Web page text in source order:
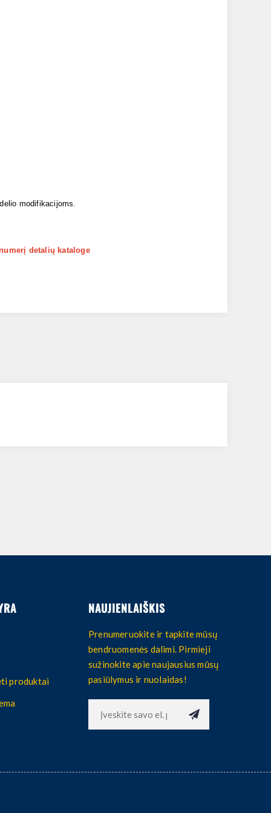
modifikacijoms.
detalių kataloge
produktai
NAUJIENLAIŠKIS
Prenumeruokite ir tapkite mūsų
bendruomenės dalimi. Pirmieji
sužinokite apie naujausius mūsų
pasiūlymus ir nuolaidas!